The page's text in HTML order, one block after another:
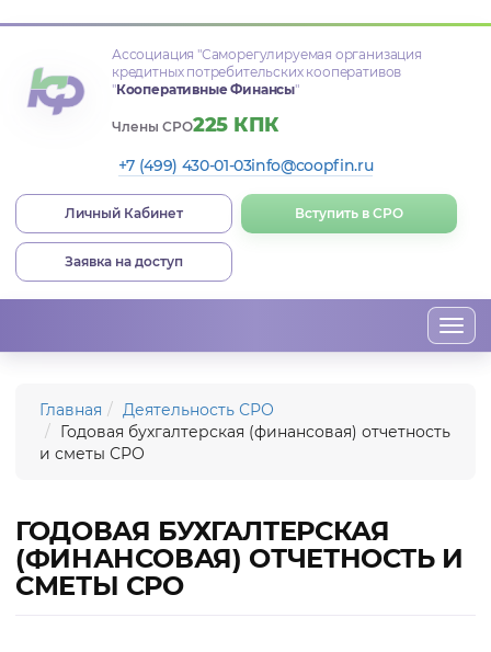
Ассоциация "Саморегулируемая организация
кредитных потребительских кооперативов
"Кооперативные Финансы"
Члены СРО225 КПК
+7 (499) 430-01-03info@coopfin.ru
Личный Кабинет Вступить в СРО
Заявка на доступ
Главная
Деятельность СРО
Годовая бухгалтерская (финансовая) отчетность
и сметы СРО
ГОДОВАЯ БУХГАЛТЕРСКАЯ
(ФИНАНСОВАЯ) ОТЧЕТНОСТЬ И
СМЕТЫ СРО